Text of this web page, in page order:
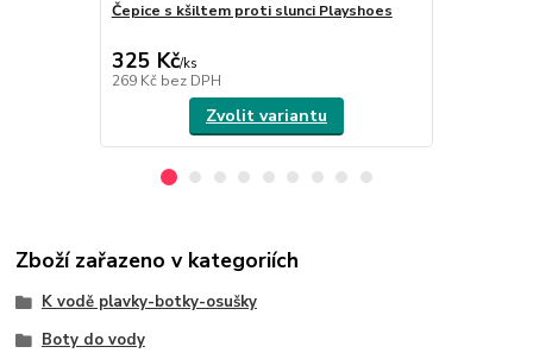
Čepice s kšiltem proti slunci Playshoes
325 Kč/ks
269 Kč bez DPH
Zvolit variantu
Zboží zařazeno v kategoriích
K vodě plavky-botky-osušky
Boty do vody